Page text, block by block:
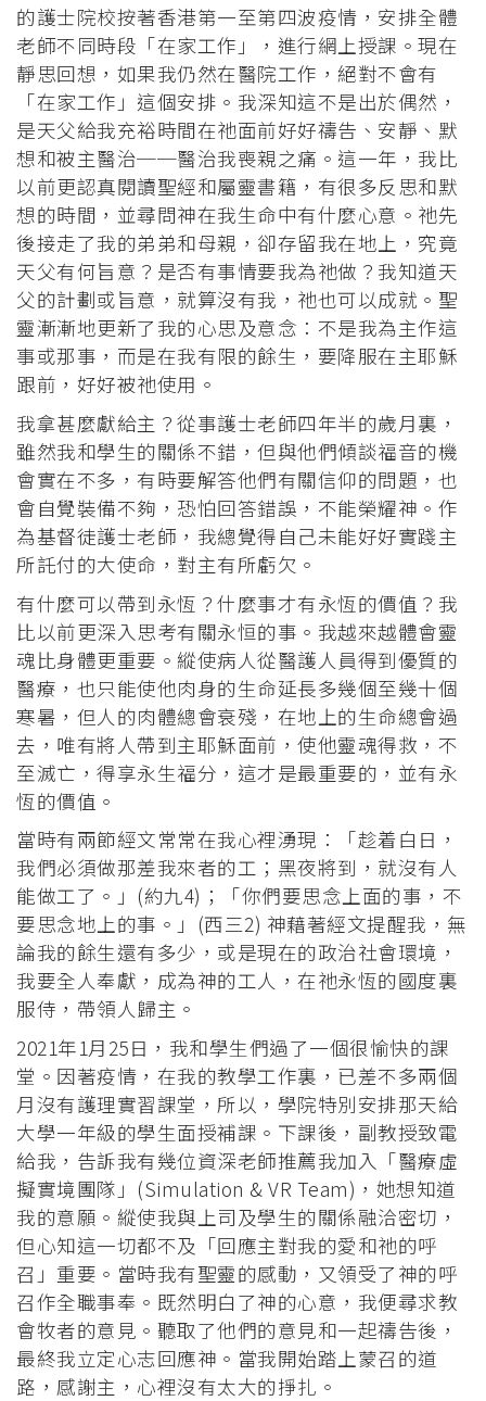
的護士院校按著香港第一至第四波疫情，安排全體
老師不同時段「在家工作」，進行網上授課。現在
靜思回想，如果我仍然在醫院工作，絕對不會有
「在家工作」這個安排。我深知這不是出於偶然，
是天父給我充裕時間在祂面前好好禱告、安靜、默
想和被主醫治──醫治我喪親之痛。這一年，我比
以前更認真閱讀聖經和屬靈書籍，有很多反思和默
想的時間，並尋問神在我生命中有什麼心意。祂先
後接走了我的弟弟和母親，卻存留我在地上，究竟
天父有何旨意？是否有事情要我為祂做？我知道天
父的計劃或旨意，就算沒有我，祂也可以成就。聖
靈漸漸地更新了我的心思及意念：不是我為主作這
事或那事，而是在我有限的餘生，要降服在主耶穌
跟前，好好被祂使用。
我拿甚麼獻給主？從事護士老師四年半的歲月裏，
雖然我和學生的關係不錯，但與他們傾談福音的機
會實在不多，有時要解答他們有關信仰的問題，也
會自覺裝備不夠，恐怕回答錯誤，不能榮耀神。作
為基督徒護士老師，我總覺得自己未能好好實踐主
所託付的大使命，對主有所虧欠。
有什麼可以帶到永恆？什麼事才有永恆的價值？我
比以前更深入思考有關永恒的事。我越來越體會靈
魂比身體更重要。縱使病人從醫護人員得到優質的
醫療，也只能使他肉身的生命延長多幾個至幾十個
寒暑，但人的肉體總會衰殘，在地上的生命總會過
去，唯有將人帶到主耶穌面前，使他靈魂得救，不
至滅亡，得享永生福分，這才是最重要的，並有永
恆的價值。
當時有兩節經文常常在我心裡湧現：「趁着白日，
我們必須做那差我來者的工；黑夜將到，就沒有人
能做工了。」(約九4)；「你們要思念上面的事，不
要思念地上的事。」(西三2) 神藉著經文提醒我，無
論我的餘生還有多少，或是現在的政治社會環境，
我要全人奉獻，成為神的工人，在祂永恆的國度裏
服侍，帶領人歸主。
2021年1月25日，我和學生們過了一個很愉快的課
堂。因著疫情，在我的教學工作裏，已差不多兩個
月沒有護理實習課堂，所以，學院特別安排那天給
大學一年級的學生面授補課。下課後，副教授致電
給我，告訴我有幾位資深老師推薦我加入「醫療虛
擬實境團隊」(Simulation & VR Team)，她想知道
我的意願。縱使我與上司及學生的關係融洽密切，
但心知這一切都不及「回應主對我的愛和祂的呼
召」重要。當時我有聖靈的感動，又領受了神的呼
召作全職事奉。既然明白了神的心意，我便尋求教
會牧者的意見。聽取了他們的意見和一起禱告後，
最終我立定心志回應神。當我開始踏上蒙召的道
路，感謝主，心裡沒有太大的掙扎。